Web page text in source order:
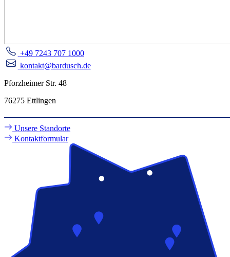
+49 7243 707 1000
kontakt@bardusch.de
Pforzheimer Str. 48
76275 Ettlingen
Unsere Standorte
Kontaktformular